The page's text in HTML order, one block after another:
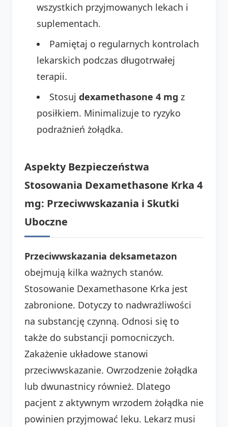
wszystkich przyjmowanych lekach i
suplementach.
Pamiętaj o regularnych kontrolach
lekarskich podczas długotrwałej
terapii.
Stosuj dexamethasone 4 mg z
posiłkiem. Minimalizuje to ryzyko
podrażnień żołądka.
Aspekty Bezpieczeństwa
Stosowania Dexamethasone Krka 4
mg: Przeciwwskazania i Skutki
Uboczne
Przeciwwskazania deksametazon
obejmują kilka ważnych stanów.
Stosowanie Dexamethasone Krka jest
zabronione. Dotyczy to nadwrażliwości
na substancję czynną. Odnosi się to
także do substancji pomocniczych.
Zakażenie układowe stanowi
przeciwwskazanie. Owrzodzenie żołądka
lub dwunastnicy również. Dlatego
pacjent z aktywnym wrzodem żołądka nie
powinien przyjmować leku. Lekarz musi